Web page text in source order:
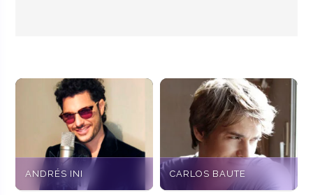
ANDRÉS INI CARLOS BAUTE